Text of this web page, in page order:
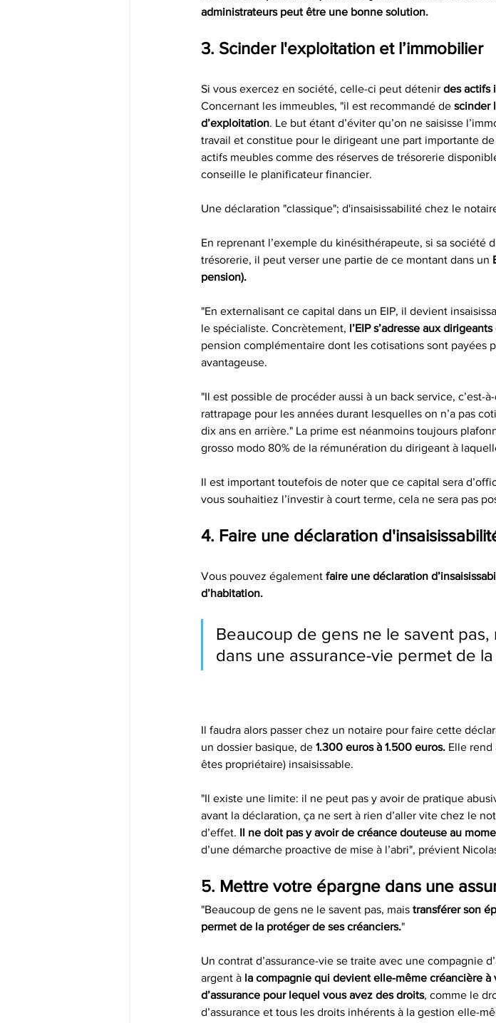
administrateurs peut être une bonne solution.
3. Scinder l'exploitation et l’immobilier
Si vous exercez en société, celle-ci peut détenir des actifs
Concernant les immeubles, "il est recommandé de scinder
d’exploitation. Le but étant d’éviter qu’on ne saisisse
travail et constitue pour le dirigeant une part importante
actifs meubles comme des réserves de trésorerie
conseille le planificateur financier.
Une déclaration "classique"; d'insaisissabilité chez le
En reprenant l’exemple du kinésithérapeute, si sa société
trésorerie, il peut verser une partie de ce montant dans un
pension).
"En externalisant ce capital dans un EIP, il devient
le spécialiste. Concrètement, l’EIP s’adresse aux
pension complémentaire dont les cotisations sont payées
avantageuse.
"Il est possible de procéder aussi à un back service, c’est-
rattrapage pour les années durant lesquelles on n’a pas
dix ans en arrière." La prime est néanmoins toujours
grosso modo 80% de la rémunération du dirigeant à
Il est important toutefois de noter que ce capital sera
vous souhaitiez l’investir à court terme, cela ne sera pas
4. Faire une déclaration
Vous pouvez également faire une déclaration
d’habitation.
Beaucoup de gens ne le savent
dans une assurance-vie permet de
Il faudra alors passer chez un notaire pour faire cette
un dossier basique, de 1.300 euros à 1.500 euros. Elle rend
êtes propriétaire) insaisissable.
"Il existe une limite: il ne peut pas y avoir de pratique
avant la déclaration, ça ne sert à rien d’aller vite chez le
d’effet. Il ne doit pas y avoir de créance douteuse au
d’une démarche proactive de mise à l’abri", prévient
5. Mettre votre épargne dans une
"Beaucoup de gens ne le savent pas, mais transférer son
permet de la protéger de ses créanciers."
Un contrat d’assurance-vie se traite avec une compagnie
argent à la compagnie qui devient elle-même créancière
d’assurance pour lequel vous avez des droits, comme le
d’assurance et tous les droits inhérents à la gestion elle-